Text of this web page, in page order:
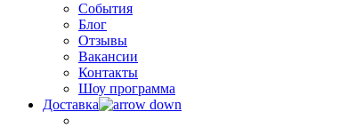
События
Блог
Отзывы
Вакансии
Контакты
Шоу программа
Доставка